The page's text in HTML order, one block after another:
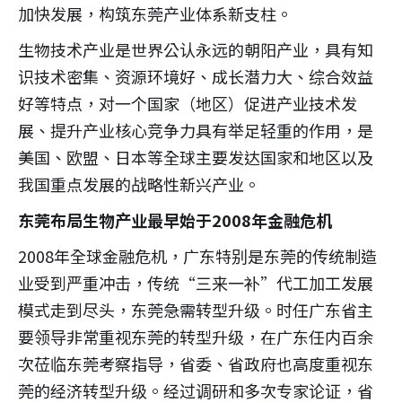
加快发展，构筑东莞产业体系新支柱。
生物技术产业是世界公认永远的朝阳产业，具有知
识技术密集、资源环境好、成长潜力大、综合效益
好等特点，对一个国家（地区）促进产业技术发
展、提升产业核心竞争力具有举足轻重的作用，是
美国、欧盟、日本等全球主要发达国家和地区以及
我国重点发展的战略性新兴产业。
东莞布局生物产业最早始于2008年金融危机
2008年全球金融危机，广东特别是东莞的传统制造
业受到严重冲击，传统“三来一补”代工加工发展
模式走到尽头，东莞急需转型升级。时任广东省主
要领导非常重视东莞的转型升级，在广东任内百余
次莅临东莞考察指导，省委、省政府也高度重视东
莞的经济转型升级。经过调研和多次专家论证，省